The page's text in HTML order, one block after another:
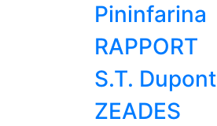
Pininfarina
RAPPORT
S.T. Dupont
ZEADES